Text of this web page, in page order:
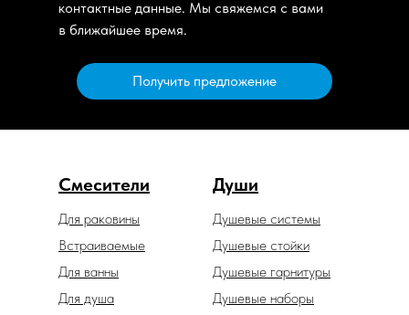
контактные данные. Мы свяжемся с вами
в ближайшее время.
Получить предложение
Смесители Души
Душевые гарнитуры
Душевые системы
Душевые наборы
Встраиваемые
Для ванны
Для душа
Для раковины
Душевые стойки